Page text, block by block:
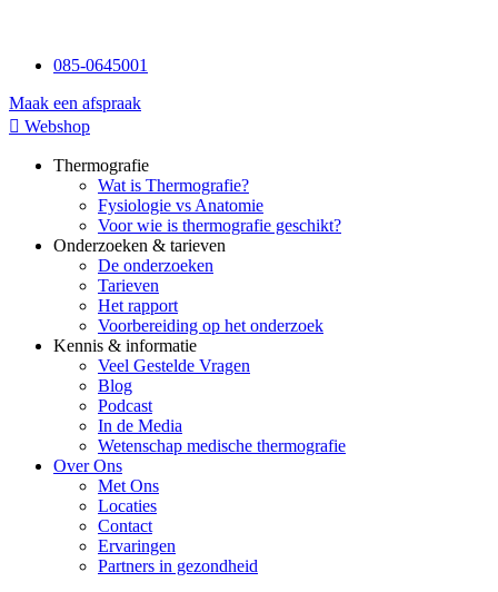
085-0645001
Maak een afspraak
Webshop
Thermografie
Wat is Thermografie?
Fysiologie vs Anatomie
Voor wie is thermografie geschikt?
Onderzoeken & tarieven
De onderzoeken
Tarieven
Het rapport
Voorbereiding op het onderzoek
Kennis & informatie
Veel Gestelde Vragen
Blog
Podcast
In de Media
Wetenschap medische thermografie
Over Ons
Met Ons
Locaties
Contact
Ervaringen
Partners in gezondheid